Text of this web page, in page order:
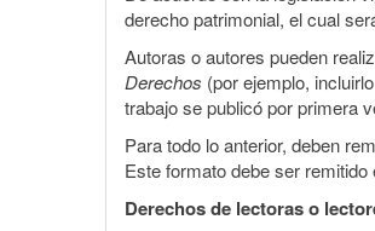
derecho patrimonial, el cual
Autoras o autores pueden
Derechos (por ejemplo,
trabajo se publicó por primera
Para todo lo anterior, deben
Este formato debe ser
Derechos de lectoras o